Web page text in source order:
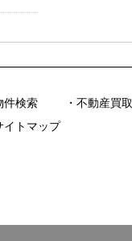
件検索
不動産買取
イトマップ